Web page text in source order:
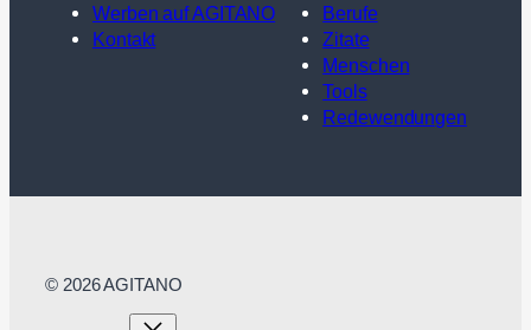
Werben auf AGITANO
Kontakt
Berufe
Zitate
Menschen
Tools
Redewendungen
© 2026 AGITANO